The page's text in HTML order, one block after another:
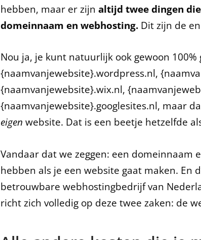
hebben, maar er zijn altijd twee dingen
domeinnaam en webhosting. Dit zijn de
Nou ja, je kunt natuurlijk ook gewoon 100%
{naamvanjewebsite}.wordpress.nl,
{naamvanjewebsite}.wix.nl,
{naamvanjewebsite}.googlesites.nl, maar
eigen website. Dat is een beetje hetzelfde
Vandaar dat we zeggen: een domeinnaam
hebben als je een website gaat maken. En
betrouwbare webhostingbedrijf van
richt zich volledig op deze twee zaken: de